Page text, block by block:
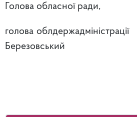
Голова обласної ради,
голова
Березовський